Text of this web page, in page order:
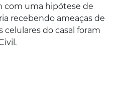
com uma hipótese de
recebendo ameaças de
celulares do casal foram